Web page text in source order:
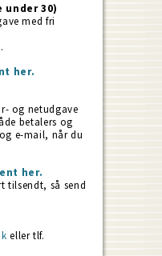
under 30)
med fri
her.
og netudgave
betalers og
e-mail, når du
her.
tilsendt, så send
eller tlf.